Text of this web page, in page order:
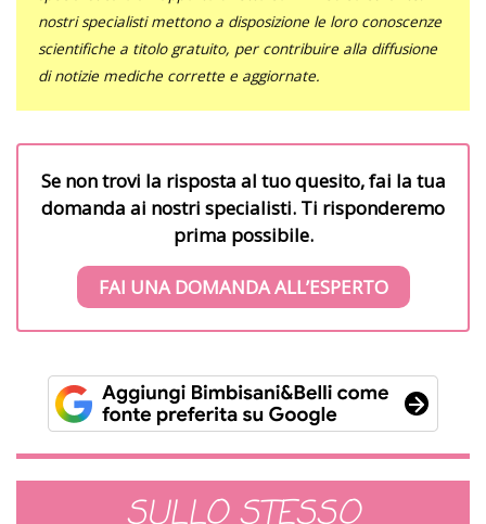
nostri specialisti mettono a disposizione le loro conoscenze
scientifiche a titolo gratuito, per contribuire alla diffusione
di notizie mediche corrette e aggiornate.
Se non trovi la risposta al tuo quesito, fai la tua
domanda ai nostri specialisti. Ti risponderemo
prima possibile.
FAI UNA DOMANDA ALL’ESPERTO